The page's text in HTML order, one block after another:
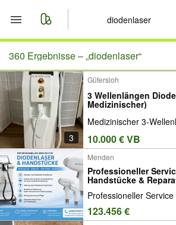
Start
Merkliste
Nachrichten
Anzeige aufgeben
360 Ergebnisse –„diodenlaser“
3
Gütersloh
3 Wellenlängen
Medizinischer)
Medizinischer 3-
10.000 € VB
Menden
Professioneller
Handstücke &
Professioneller
123.456 €